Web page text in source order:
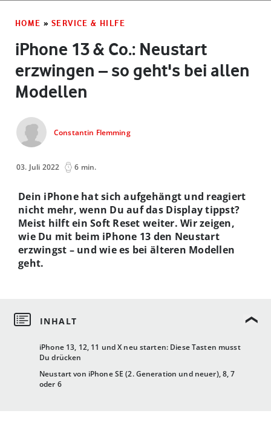
HOME » SERVICE & HILFE
iPhone 13 & Co.: Neustart
erzwingen – so geht's bei allen
Modellen
Constantin Flemming
03. Juli 2022 6 min.
iPhone 13, 12, 11 und X neu starten: Diese Tasten musst
Du drücken
Neustart von iPhone SE (2. Generation und neuer), 8, 7
oder 6
Dein iPhone hat sich aufgehängt und reagiert
nicht mehr, wenn Du auf das Display tippst?
Meist hilft ein Soft Reset weiter. Wir zeigen,
wie Du mit beim iPhone 13 den Neustart
erzwingst – und wie es bei älteren Modellen
geht.